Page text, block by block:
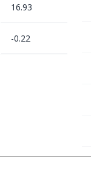
16.93
-0.22